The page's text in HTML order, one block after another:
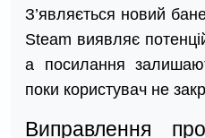
З’являється новий
Steam виявляє
а посилання
поки користувач не
Виправлення